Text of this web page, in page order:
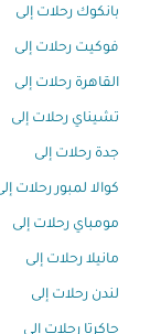
بانكوك رحلات إلى
فوكيت رحلات إلى
القاهرة رحلات إلى
تشيناي رحلات إلى
جدة رحلات إلى
كوالا لمبور رحلات
مومباي رحلات إلى
مانيلا رحلات إلى
لندن رحلات إلى
جاكرتا رحلات إلى